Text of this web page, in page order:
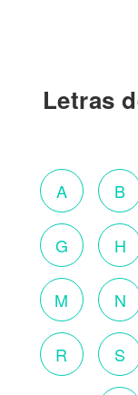
Letras
A B
G H
M N
R S